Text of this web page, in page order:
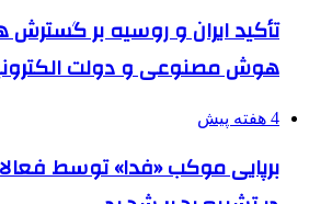
تأکید ایران و روسیه بر
هوش مصنوعی و دولت
4 هفته پیش
برپایی موکب «فدا» توسط